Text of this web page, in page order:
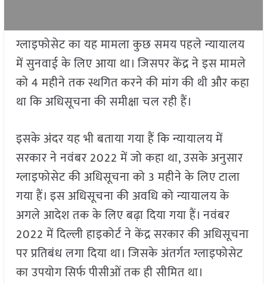
ग्लाइफोसेट का यह मामला कुछ समय पहले न्यायालय
में सुनवाई के लिए आया था। जिसपर केंद्र ने इस मामले
को 4 महीने तक स्थगित करने की मांग की थी और कहा
था कि अधिसूचना की समीक्षा चल रही हैं।
इसके अंदर यह भी बताया गया हैं कि न्यायालय में
सरकार ने नवंबर 2022 में जो कहा था, उसके अनुसार
ग्लाइफोसेट की अधिसूचना को 3 महीने के लिए टाला
गया हैं। इस अधिसूचना की अवधि को न्यायालय के
अगले आदेश तक के लिए बढ़ा दिया गया हैं। नवंबर
2022 में दिल्ली हाइकोर्ट ने केंद्र सरकार की अधिसूचना
पर प्रतिबंध लगा दिया था। जिसके अंतर्गत ग्लाइफोसेट
का उपयोग सिर्फ पीसीओं तक ही सीमित था।